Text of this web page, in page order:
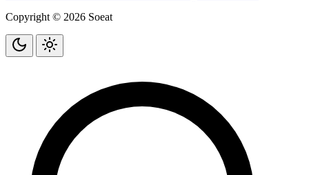
Copyright © 2026 Soeat